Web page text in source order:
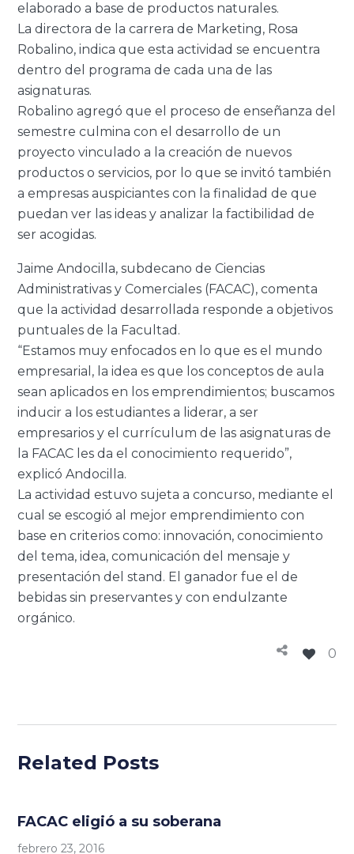
elaborado a base de productos naturales.
La directora de la carrera de Marketing, Rosa
Robalino, indica que esta actividad se encuentra
dentro del programa de cada una de las
asignaturas.
Robalino agregó que el proceso de enseñanza del
semestre culmina con el desarrollo de un
proyecto vinculado a la creación de nuevos
productos o servicios, por lo que se invitó también
a empresas auspiciantes con la finalidad de que
puedan ver las ideas y analizar la factibilidad de
ser acogidas.
Jaime Andocilla, subdecano de Ciencias
Administrativas y Comerciales (FACAC), comenta
que la actividad desarrollada responde a objetivos
puntuales de la Facultad.
“Estamos muy enfocados en lo que es el mundo
empresarial, la idea es que los conceptos de aula
sean aplicados en los emprendimientos; buscamos
inducir a los estudiantes a liderar, a ser
empresarios y el currículum de las asignaturas de
la FACAC les da el conocimiento requerido”,
explicó Andocilla.
La actividad estuvo sujeta a concurso, mediante el
cual se escogió al mejor emprendimiento con
base en criterios como: innovación, conocimiento
del tema, idea, comunicación del mensaje y
presentación del stand. El ganador fue el de
bebidas sin preservantes y con endulzante
orgánico.
0
Related Posts
FACAC eligió a su soberana
febrero 23, 2016